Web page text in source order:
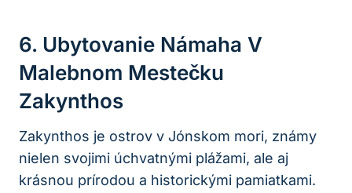
6. Ubytovanie Námaha V
Malebnom Mestečku
Zakynthos
Zakynthos je ostrov v Jónskom mori, známy
nielen svojimi úchvatnými plážami, ale aj
krásnou prírodou a historickými pamiatkami.